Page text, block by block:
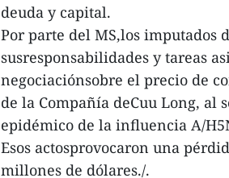
deuda y capital.
Por parte del MS,los imputados
susresponsabilidades y tareas
negociaciónsobre el precio de
de la Compañía deCuu Long,
epidémico de la influencia A/
Esos actosprovocaron una
millones de dólares./.